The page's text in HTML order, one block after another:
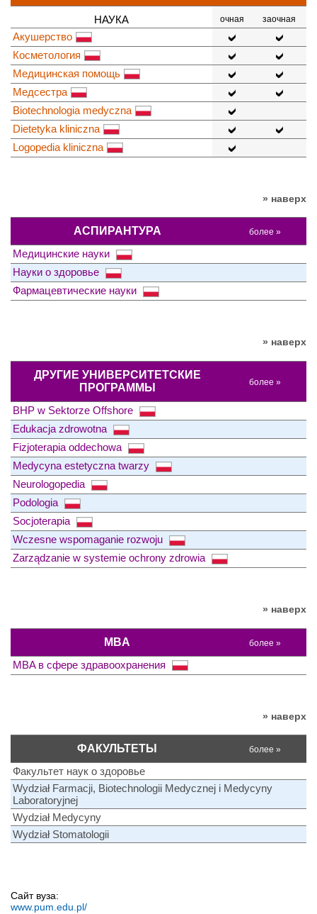
НАУКА очная заочная
Акушерство
Косметология
Медицинская помощь
Медсестра
Biotechnologia medyczna
Dietetyka kliniczna
Logopedia kliniczna
» наверх
АСПИРАНТУРА более »
Медицинские науки
Науки о здоровье
Фармацевтические науки
» наверх
ДРУГИЕ УНИВЕРСИТЕТСКИЕ
ПРОГРАММЫ
более »
BHP w Sektorze Offshore
Edukacja zdrowotna
Fizjoterapia oddechowa
Medycyna estetyczna twarzy
Neurologopedia
Podologia
Socjoterapia
Wczesne wspomaganie rozwoju
Zarządzanie w systemie ochrony zdrowia
» наверх
MBA более »
MBA в сфере здравоохранения
» наверх
ФАКУЛЬТЕТЫ более »
Факультет наук о здоровье
Wydział Farmacji, Biotechnologii Medycznej i Medycyny
Laboratoryjnej
Wydział Medycyny
Wydział Stomatologii
Сайт вуза:
www.pum.edu.pl/